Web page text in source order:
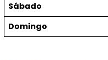
Sábado
Domingo